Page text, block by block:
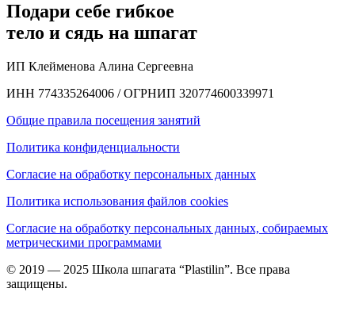
Подари себе гибкое
тело и сядь на шпагат
ИП Клейменова Алина Сергеевна
ИНН 774335264006 / ОГРНИП 320774600339971
Общие правила посещения занятий
Политика конфиденциальности
Согласие на обработку персональных данных
Политика использования файлов cookies
Согласие на обработку персональных данных, собираемых
метрическими программами
© 2019 — 2025 Школа шпагата “Plastilin”. Все права
защищены.